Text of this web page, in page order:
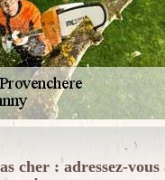
cher : adressez-vous